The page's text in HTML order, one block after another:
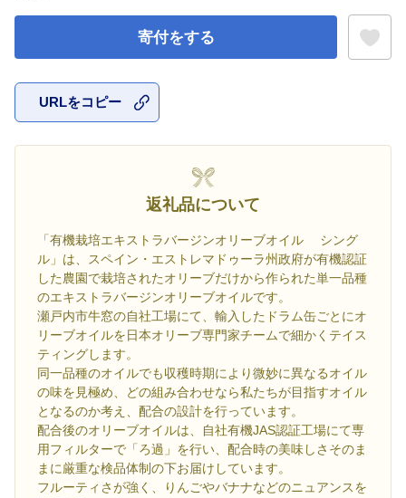
寄付をする
URLをコピー
返礼品について
「有機栽培エキストラバージンオリーブオイル シング
ル」は、スペイン・エストレマドゥーラ州政府が有機認証
した農園で栽培されたオリーブだけから作られた単一品種
のエキストラバージンオリーブオイルです。
瀬戸内市牛窓の自社工場にて、輸入したドラム缶ごとにオ
リーブオイルを日本オリーブ専門家チームで細かくテイス
ティングします。
同一品種のオイルでも収穫時期により微妙に異なるオイル
の味を見極め、どの組み合わせなら私たちが目指すオイル
となるのか考え、配合の設計を行っています。
配合後のオリーブオイルは、自社有機JAS認証工場にて専
用フィルターで「ろ過」を行い、配合時の美味しさそのま
まに厳重な検品体制の下お届けしています。
フルーティさが強く、りんごやバナナなどのニュアンスを